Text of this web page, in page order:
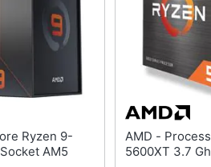
7950X 4.5 Ghz Socket AM5
AMD - Processore Ryzen 5-